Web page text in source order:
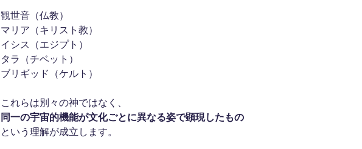
観世音（仏教）
マリア（キリスト教）
イシス（エジプト）
タラ（チベット）
ブリギッド（ケルト）
これらは別々の神ではなく、
同一の宇宙的機能が文化ごとに異なる姿で顕現したもの
という理解が成立します。